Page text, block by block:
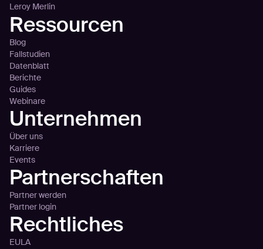
Leroy Merlin
Ressourcen
Blog
Fallstudien
Datenblatt
Berichte
Guides
Webinare
Unternehmen
Über uns
Karriere
Events
Partnerschaften
Partner werden
Partner login
Rechtliches
EULA